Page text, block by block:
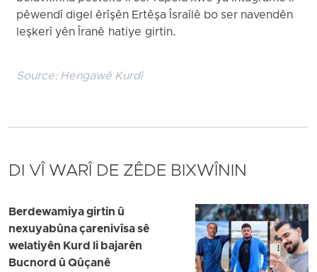
pêwendî digel êrîşên Ertêşa Îsraîlê bo ser navendên
leşkerî yên Îranê hatiye girtin.
Source: Hengawê Kurdî
DI VÎ WARÎ DE ZÊDE BIXWÎNIN
Berdewamiya girtin û
nexuyabûna çarenivîsa sê
welatiyên Kurd li bajarên
Bucnord û Qûçanê